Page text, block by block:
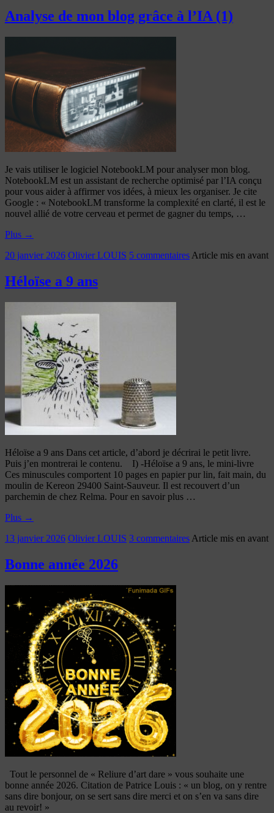
Analyse de mon blog grâce à l’IA (1)
Je vais utiliser le logiciel NotebookLM pour analyser mon blog.
NotebookLM est un assistant de recherche optimisé par l’IA conçu
pour vous aider à affirmer vos idées, à mieux les organiser. Je cite
Google : « NotebookLM transforme la complexité en clarté, il est le
nouvel allié de votre cerveau et permet de gagner du temps, …
Plus →
20 janvier 2026 Olivier LOUIS 5 commentaires Article mis en avant
Héloïse a 9 ans
Héloïse a 9 ans Dans cet article, d’abord je décrirai le petit livre.
Puis j’en montrerai le contenu. I) -Héloïse a 9 ans, le mini-livre
Ces minuscules comportent 10 pages en papier pur lin, fait main, du
moulin de Kereon 29400 Saint-Sauveur. Il est recouvert d’un
parchemin de chez Relma. Pour en savoir plus …
Plus →
13 janvier 2026 Olivier LOUIS 3 commentaires Article mis en avant
Bonne année 2026
Tout le personnel de « Reliure d’art dare » vous souhaite une
bonne année 2026. Citation de Patrice Louis : « un blog, on y rentre
sans dire bonjour, on se sert sans dire merci et on s’en va sans dire
au revoir! »